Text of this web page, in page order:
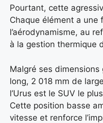
Pourtant, cette
Chaque élément a une
l’aérodynamisme, au
à la gestion thermique
Malgré ses dimensions
long, 2 018 mm de
l’Urus est le SUV le
Cette position basse
vitesse et renforce